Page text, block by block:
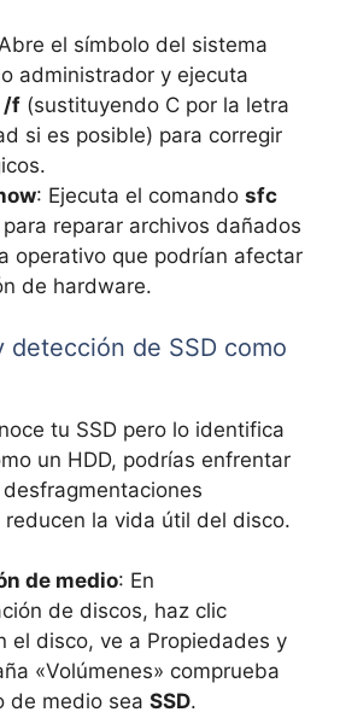
el símbolo del sistema
administrador y ejecuta
/f (sustituyendo C por la letra
si es posible) para corregir
: Ejecuta el comando sfc
para reparar archivos dañados
operativo que podrían afectar
de hardware.
detección de SSD como
tu SSD pero lo identifica
un HDD, podrías enfrentar
reducen la vida útil del disco.
de medio: En
de discos, haz clic
el disco, ve a Propiedades y
«Volúmenes» comprueba
de medio sea SSD.